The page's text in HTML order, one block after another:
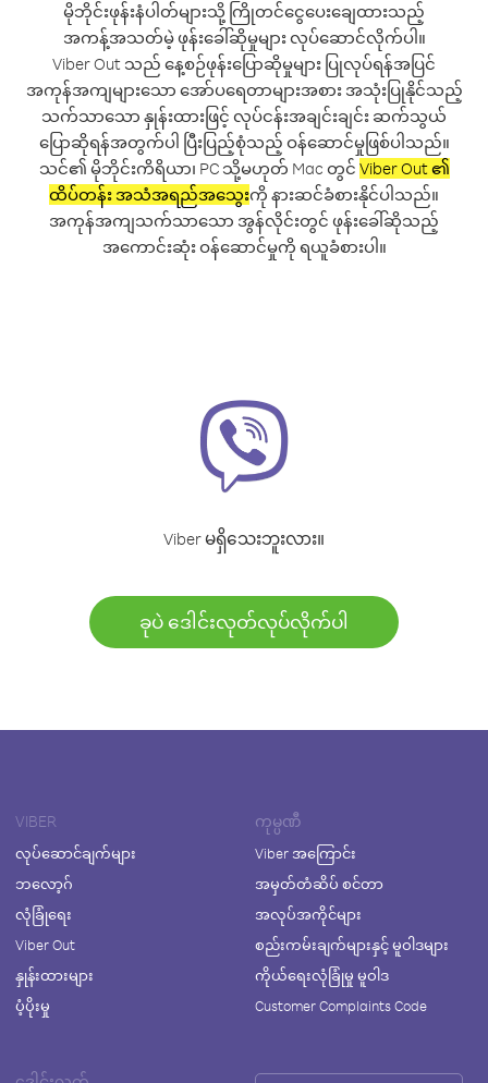
မိုဘိုင်းဖုန်းနံပါတ်များသို့ ကြိုတင်ငွေပေးချေထားသည့်
အကန့်အသတ်မဲ့ ဖုန်းခေါ်ဆိုမှုများ လုပ်ဆောင်လိုက်ပါ။
Viber Out သည် နေ့စဉ်ဖုန်းပြောဆိုမှုများ ပြုလုပ်ရန်အပြင်
အကုန်အကျများသော အော်ပရေတာများအစား အသုံးပြုနိုင်သည့်
သက်သာသော နှုန်းထားဖြင့် လုပ်ငန်းအချင်းချင်း ဆက်သွယ်
ပြောဆိုရန်အတွက်ပါ ပြီးပြည့်စုံသည့် ဝန်ဆောင်မှုဖြစ်ပါသည်။
သင်၏ မိုဘိုင်းကိရိယာ၊ PC သို့မဟုတ် Mac တွင် Viber Out ၏
ထိပ်တန်း အသံအရည်အသွေးကို နားဆင်ခံစားနိုင်ပါသည်။
အကုန်အကျသက်သာသော အွန်လိုင်းတွင် ဖုန်းခေါ်ဆိုသည့်
အကောင်းဆုံး ဝန်ဆောင်မှုကို ရယူခံစားပါ။
Viber မရှိသေးဘူးလား။
ခုပဲ ဒေါင်းလုတ်လုပ်လိုက်ပါ
VIBER
လုပ်ဆောင်ချက်များ
ဘလော့ဂ်
လုံခြုံရေး
Viber Out
နှုန်းထားများ
ပံ့ပိုးမှု
ကုမ္ပဏီ
Viber အကြောင်း
အမှတ်တံဆိပ် စင်တာ
အလုပ်အကိုင်များ
စည်းကမ်းချက်များနှင့် မူဝါဒများ
ကိုယ်ရေးလုံခြုံမှု မူဝါဒ
Customer Complaints Code